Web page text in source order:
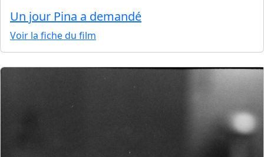
Un jour Pina a demandé
Voir la fiche du film